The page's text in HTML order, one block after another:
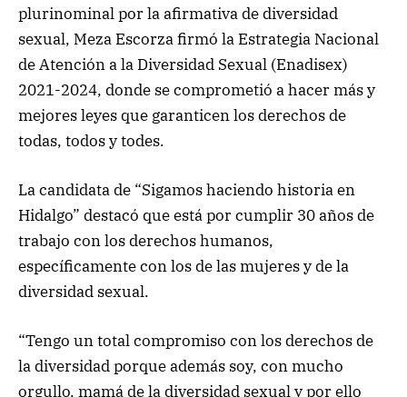
plurinominal por la afirmativa de diversidad
sexual, Meza Escorza firmó la Estrategia Nacional
de Atención a la Diversidad Sexual (Enadisex)
2021-2024, donde se comprometió a hacer más y
mejores leyes que garanticen los derechos de
todas, todos y todes.
La candidata de “Sigamos haciendo historia en
Hidalgo” destacó que está por cumplir 30 años de
trabajo con los derechos humanos,
específicamente con los de las mujeres y de la
diversidad sexual.
“Tengo un total compromiso con los derechos de
la diversidad porque además soy, con mucho
orgullo, mamá de la diversidad sexual y por ello